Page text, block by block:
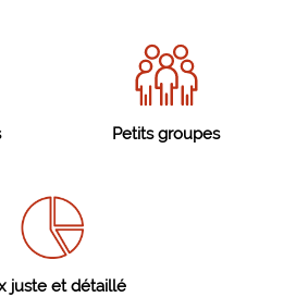
Petits groupes
juste et détaillé